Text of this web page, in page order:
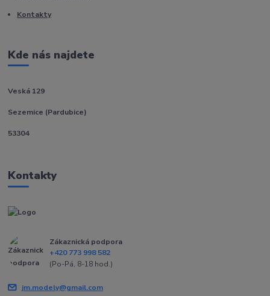
Kontakty
Kde nás najdete
Veská 129
Sezemice (Pardubice)
53304
Kontakty
Zákaznická podpora
+420 773 998 582
(Po-Pá, 8-18 hod.)
jm.modely@gmail.com